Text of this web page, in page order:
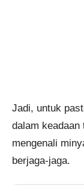
Jadi, untuk
dalam keadaan
mengenali
berjaga-jaga.